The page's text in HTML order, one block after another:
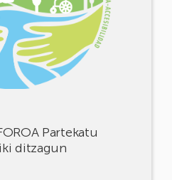
Partekatu
ditzagun